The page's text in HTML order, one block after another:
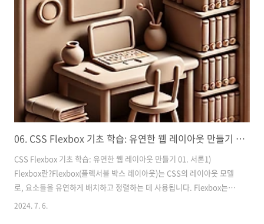
그리드 레이아웃을 보여줍니다. 각 그리드 아이템은 동일한 간격으로 배
치됩니다.2) Grid Layout의 중요성Grid Layout은 웹 디자인에서 여러
06. CSS Flexbox 기초 학습: 유연한 웹 레이아웃 만들기 | 웹 개발 기초
CSS Flexbox 기초 학습: 유연한 웹 레이아웃 만들기 01. 서론1)
Flexbox란?Flexbox(플렉서블 박스 레이아웃)는 CSS의 레이아웃 모델
로, 요소들을 유연하게 배치하고 정렬하는 데 사용됩니다. Flexbox는
Flex 컨테이너와 Flex 항목으로 구성되며, 컨테이너 내의 자식 요소들을
2024. 7. 6.